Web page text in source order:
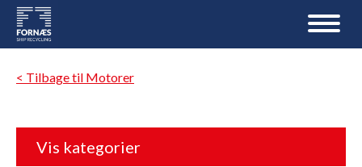
< Tilbage til Motorer
Vis kategorier